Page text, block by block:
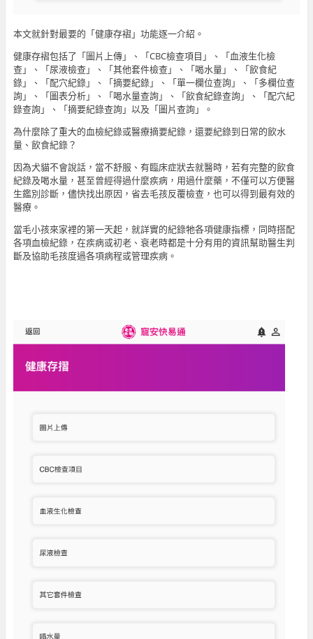
本文就針對最要的「健康存褶」功能逐一介紹。
健康存褶包括了「圖片上傳」、「CBC檢查項目」、「血液生化檢
查」、「尿液檢查」、「其他套件檢查」、「喝水量」、「飲食紀
錄」、「配穴紀錄」、「摘要紀錄」、「單一欄位查詢」、「多欄位查
詢」、「圖表分析」、「喝水量查詢」、「飲食紀錄查詢」、「配穴紀
錄查詢」、「摘要紀錄查詢」以及「圖片查詢」。
為什麼除了重大的血檢紀錄或醫療摘要紀錄，還要紀錄到日常的飲水
量、飲食紀錄？
因為犬貓不會說話，當不舒服、有臨床症狀去就醫時，若有完整的飲食
紀錄及喝水量，甚至曾經得過什麼疾病，用過什麼藥，不僅可以方便醫
生鑑別診斷，儘快找出原因，省去毛孩反覆檢查，也可以得到最有效的
醫療。
當毛小孩來家裡的第一天起，就詳實的紀錄牠各項健康指標，同時搭配
各項血檢紀錄，在疾病或初老、衰老時都是十分有用的資訊幫助醫生判
斷及協助毛孩度過各項病程或管理疾病。